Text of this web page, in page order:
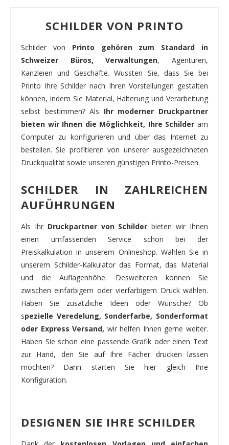
SCHILDER VON PRINTO
Schilder von Printo gehören zum Standard in
Schweizer Büros, Verwaltungen, Agenturen,
Kanzleien und Geschäfte. Wussten Sie, dass Sie bei
Printo Ihre Schilder nach Ihren Vorstellungen gestalten
können, indem Sie Material, Halterung und Verarbeitung
selbst bestimmen? Als Ihr moderner Druckpartner
bieten wir Ihnen die Möglichkeit, Ihre Schilder am
Computer zu konfigurieren und über das Internet zu
bestellen. Sie profitieren von unserer ausgezeichneten
Druckqualität sowie unseren günstigen Printo-Preisen.
SCHILDER IN ZAHLREICHEN
AUFÜHRUNGEN
Als Ihr Druckpartner von Schilderbieten wir Ihnen
einen umfassenden Service schon bei der
Preiskalkulation in unserem Onlineshop. Wählen Sie in
unserem Schilder-Kalkulator das Format, das Material
und die Auflagenhöhe. Desweiteren können Sie
zwischen einfarbigem oder vierfarbigem Druck wählen.
Haben Sie zusätzliche Ideen oder Wünsche? Ob
spezielle Veredelung, Sonderfarbe, Sonderformat
oder Express Versand, wir helfen Ihnen gerne weiter.
Haben Sie schon eine passende Grafik oder einen Text
zur Hand, den Sie auf Ihre Fächer drucken lassen
möchten? Dann starten Sie hier gleich Ihre
Konfiguration.
DESIGNEN SIE IHRE SCHILDER